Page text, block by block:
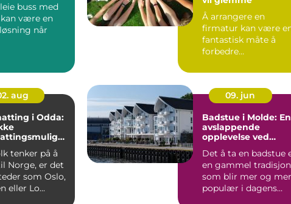
buss med
være en
når
Å arrangere en
firmatur kan være
fantastisk måte å
forbedre
aug
i Odda:
tenker på å
Norge, er det
som Oslo,
eller Lo...
09. jun
Badstue i Molde: En
avslappende
opplevelse ved
Det å ta en badstue
en gammel tradisjon
som blir mer og mer
populær i dagens